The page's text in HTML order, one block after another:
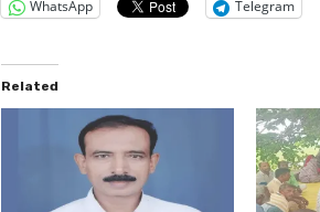
WhatsApp Telegram
Related